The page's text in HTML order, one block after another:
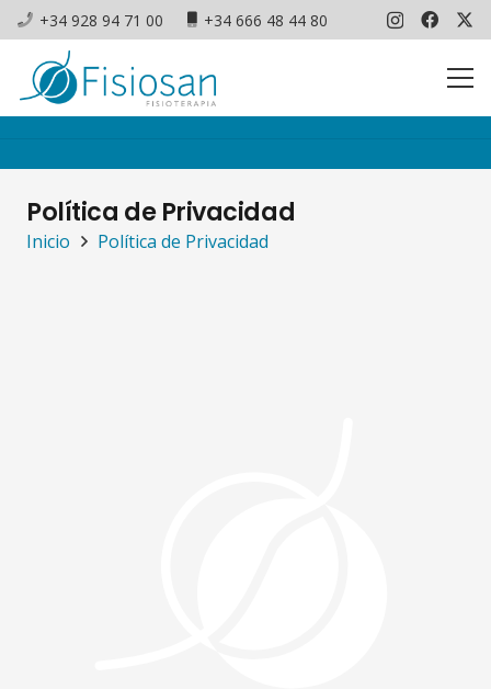
+34 928 94 71 00 +34 666 48 44 80
Política de Privacidad
Inicio Política de Privacidad